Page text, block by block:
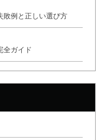
敗例と正しい選び方
全ガイド